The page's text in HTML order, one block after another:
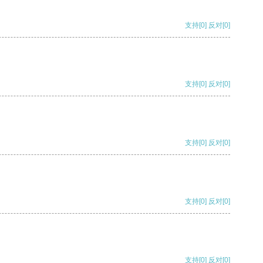
支持[0] 反对[0]
支持[0] 反对[0]
支持[0] 反对[0]
支持[0] 反对[0]
支持[0] 反对[0]